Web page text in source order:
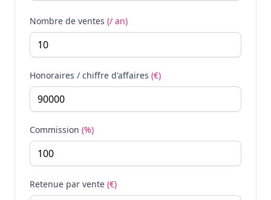
Nombre de ventes (/ an)
Honoraires / chiffre d'affaires (€)
Commission (%)
Retenue par vente (€)